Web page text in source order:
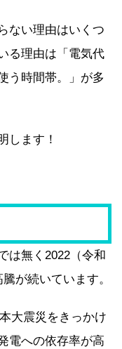
ない理由はいくつ
る理由は「電気代
う時間帯。」が多
します！
は無く2022（令和
が続いています。
大震災をきっかけ
電への依存率が高